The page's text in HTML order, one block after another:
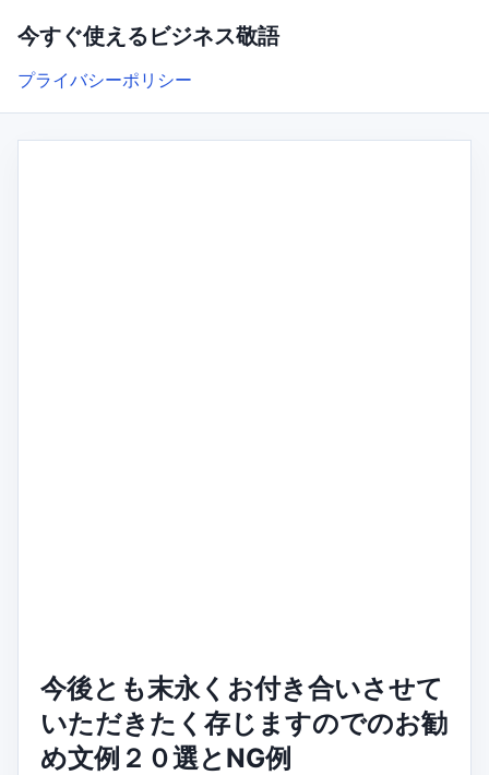
今すぐ使えるビジネス敬語
プライバシーポリシー
今後とも末永くお付き合いさせて
いただきたく存じますのでのお勧
め文例２０選とNG例